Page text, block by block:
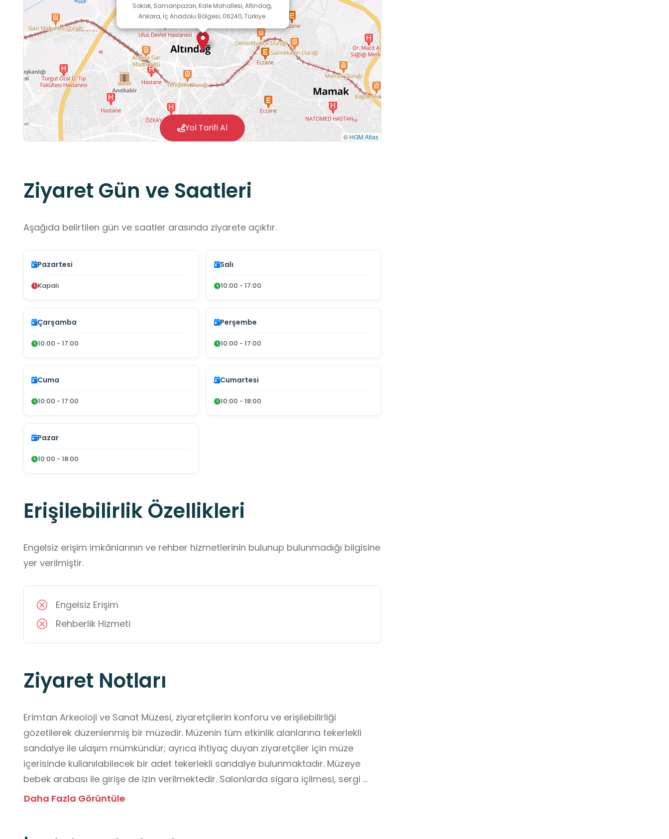
Sokak, Samanpazarı, Kale Mahallesi, Altındağ,
Ankara, İç Anadolu Bölgesi, 06240, Türkiye
© HGM Atlas
Yol Tarifi Al
Ziyaret Gün ve Saatleri
Aşağıda belirtilen gün ve saatler arasında ziyarete açıktır.
Pazartesi
Kapalı
Salı
10:00 - 17:00
Çarşamba
10:00 - 17:00
Perşembe
10:00 - 17:00
Cuma
10:00 - 17:00
Cumartesi
10:00 - 18:00
Pazar
10:00 - 18:00
Erişilebilirlik Özellikleri
Engelsiz erişim imkânlarının ve rehber hizmetlerinin bulunup bulunmadığı bilgisine
yer verilmiştir.
Engelsiz Erişim
Rehberlik Hizmeti
Ziyaret Notları
Erimtan Arkeoloji ve Sanat Müzesi, ziyaretçilerin konforu ve erişilebilirliği
gözetilerek düzenlenmiş bir müzedir. Müzenin tüm etkinlik alanlarına tekerlekli
sandalye ile ulaşım mümkündür; ayrıca ihtiyaç duyan ziyaretçiler için müze
içerisinde kullanılabilecek bir adet tekerlekli sandalye bulunmaktadır. Müzeye
bebek arabası ile girişe de izin verilmektedir. Salonlarda sigara içilmesi, sergi
salonlarına yiyecek ve içecek sokulması yasaktır. Ziyaretçilerimizin şemsiye,
Daha Fazla Görüntüle